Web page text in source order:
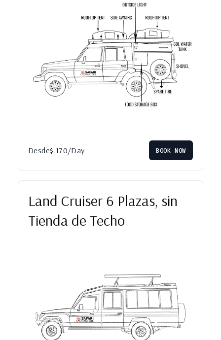
Desde$ 170/Day BOOK NOW
Land Cruiser 6 Plazas, sin
Tienda de Techo